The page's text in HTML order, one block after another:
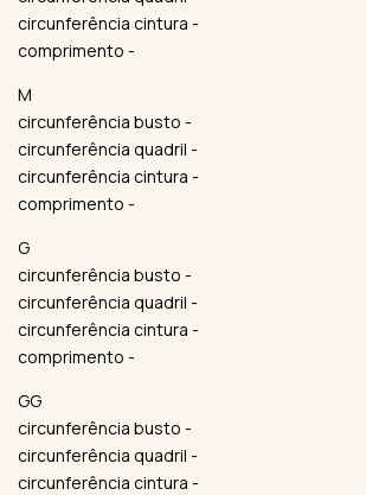
circunferência cintura -
comprimento -
M
circunferência busto -
circunferência quadril -
circunferência cintura -
comprimento -
G
circunferência busto -
circunferência quadril -
circunferência cintura -
comprimento -
GG
circunferência busto -
circunferência quadril -
circunferência cintura -